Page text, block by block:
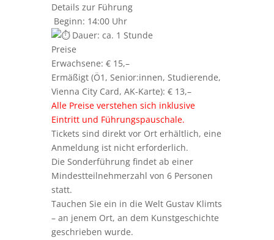
Details zur Führung
Beginn: 14:00 Uhr
Dauer: ca. 1 Stunde
Preise
Erwachsene: € 15,–
Ermäßigt (Ö1, Senior:innen, Studierende,
Vienna City Card, AK-Karte): € 13,–
Alle Preise verstehen sich inklusive
Eintritt und Führungspauschale.
Tickets sind direkt vor Ort erhältlich, eine
Anmeldung ist nicht erforderlich.
Die Sonderführung findet ab einer
Mindestteilnehmerzahl von 6 Personen
statt.
Tauchen Sie ein in die Welt Gustav Klimts
– an jenem Ort, an dem Kunstgeschichte
geschrieben wurde.